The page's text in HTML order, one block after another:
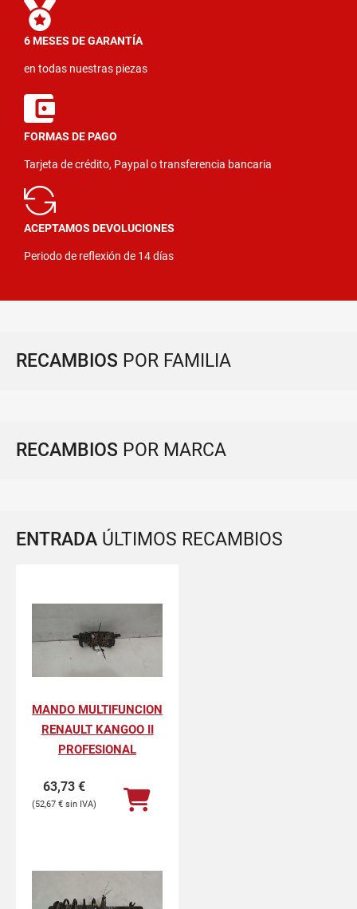
6 MESES DE GARANTÍA
en todas nuestras piezas
FORMAS DE PAGO
Tarjeta de crédito, Paypal o transferencia bancaria
ACEPTAMOS DEVOLUCIONES
Periodo de reflexión de 14 días
RECAMBIOS POR FAMILIA
RECAMBIOS POR MARCA
ENTRADA ÚLTIMOS RECAMBIOS
MANDO MULTIFUNCION
RENAULT KANGOO II
PROFESIONAL
63,73 €
52,67 €